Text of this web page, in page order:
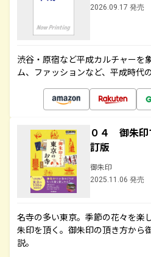
2026.09.17 発売
渋谷・原宿など平成カルチャーを
ム、ファッションなど、平成時代
０４ 御朱
訂版
御朱印
2025.11.06 発売
名寺の多い東京。季節の花々を楽
朱印を頂く。御朱印の頂き方から
説。